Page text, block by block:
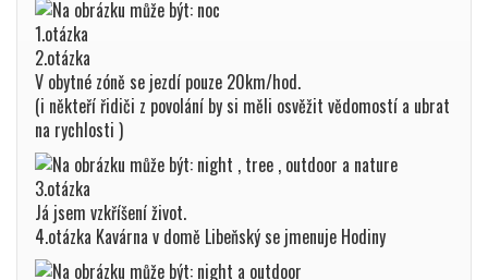
1.otázka
2.otázka
V obytné zóně se jezdí pouze 20km/hod.
(i někteří řidiči z povolání by si měli osvěžit vědomostí a ubrat
na rychlosti )
3.otázka
Já jsem vzkříšení život.
4.otázka Kavárna v domě Libeňský se jmenuje Hodiny